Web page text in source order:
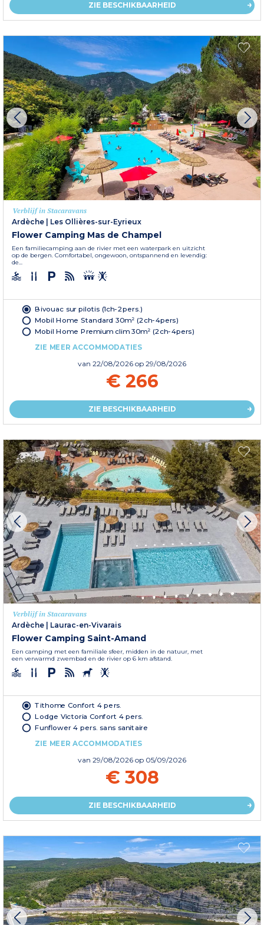
ZIE BESCHIKBAARHEID
Verblijf in Stacaravans
Ardèche | Les Ollières-sur-Eyrieux
Flower Camping Mas de Champel
Een familiecamping aan de rivier met een waterpark en uitzicht
op de bergen. Comfortabel, ongewoon, ontspannend en levendig:
de...
Bivouac sur pilotis (1ch-2pers.)
Mobil Home Standard 30m² (2ch-4pers)
Mobil Home Premium clim 30m² (2ch-4pers)
ZIE MEER ACCOMMODATIES
van 22/08/2026 op 29/08/2026
€ 266
ZIE BESCHIKBAARHEID
Verblijf in Stacaravans
Ardèche | Laurac-en-Vivarais
Flower Camping Saint-Amand
Een camping met een familiale sfeer, midden in de natuur, met
een verwarmd zwembad en de rivier op 6 km afstand.
Tithome Confort 4 pers.
Lodge Victoria Confort 4 pers.
Funflower 4 pers. sans sanitaire
ZIE MEER ACCOMMODATIES
van 29/08/2026 op 05/09/2026
€ 308
ZIE BESCHIKBAARHEID